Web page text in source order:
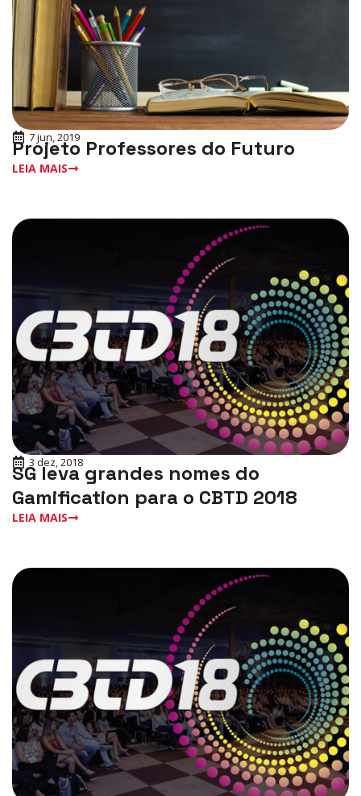
7 jun, 2019
Projeto Professores do Futuro
LEIA MAIS
3 dez, 2018
SG leva grandes nomes do
Gamification para o CBTD 2018
LEIA MAIS